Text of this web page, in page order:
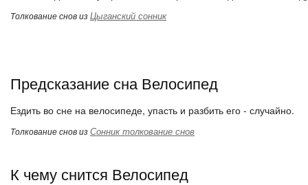
Толкование снов изЦыганский сонник
Предсказание сна Велосипед
Ездить во сне на велосипеде, упасть и разбить его - случайно.
Толкование снов изСонник толкование снов
К чему снится Велосипед